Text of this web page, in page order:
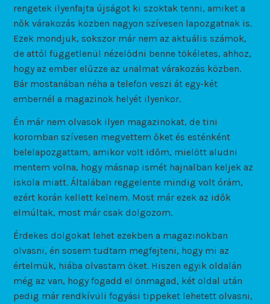
rengetek ilyenfajta újságot ki szoktak tenni, amiket a
nők várakozás közben nagyon szívesen lapozgatnak is.
Ezek mondjuk, sokszor már nem az aktuális számok,
de attól függetlenül nézelődni benne tökéletes, ahhoz,
hogy az ember elűzze az unalmat várakozás közben.
Bár mostanában néha a telefon veszi át egy-két
embernél a magazinok helyét ilyenkor.
Én már nem olvasok ilyen magazinokat, de tini
koromban szívesen megvettem őket és esténként
belelapozgattam, amikor volt időm, mielőtt aludni
mentem volna, hogy másnap ismét hajnalban keljek az
iskola miatt. Általában reggelente mindig volt órám,
ezért korán kellett kelnem. Most már ezek az idők
elmúltak, most már csak dolgozom.
Érdekes dolgokat lehet ezekben a magazinokban
olvasni, én sosem tudtam megfejteni, hogy mi az
értelmük, hiába olvastam őket. Hiszen egyik oldalán
még az van, hogy fogadd el önmagad, két oldal után
pedig már rendkívüli fogyási tippeket lehetett olvasni,